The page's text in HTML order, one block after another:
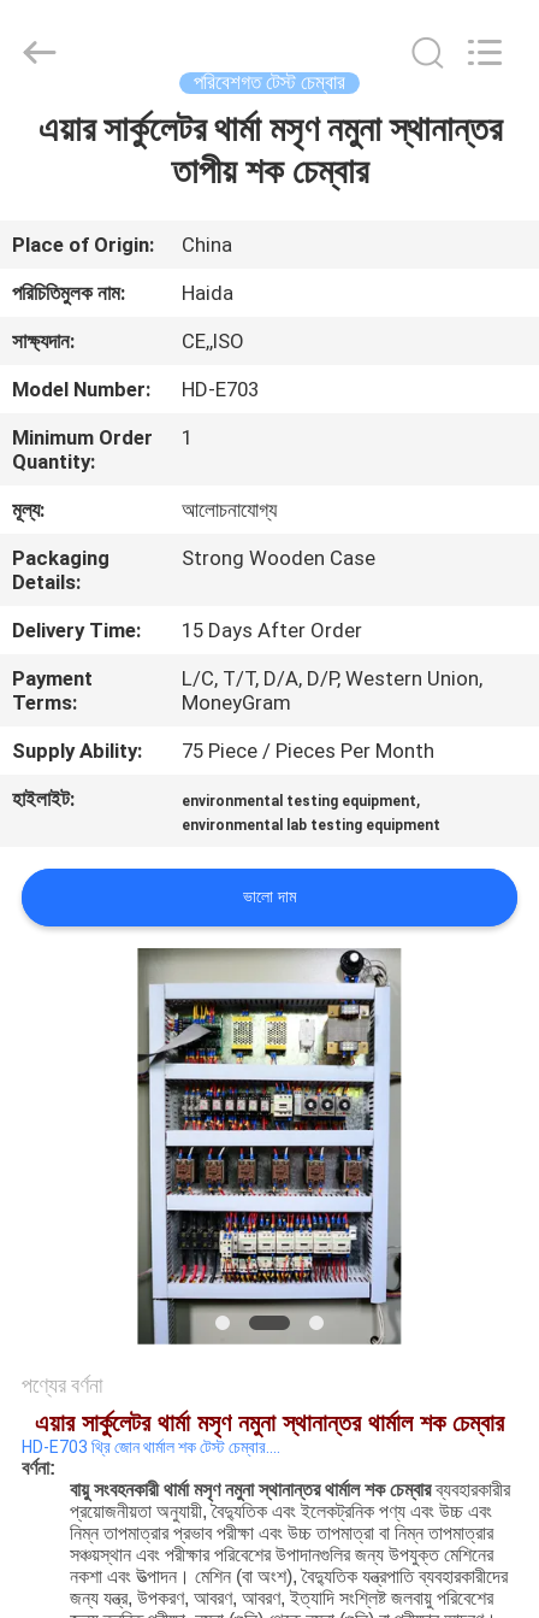
বাড়ি
ভিডিও
ভিআর
শো
আমাদের
সম্পর্কে
কারখানা
পরিদর্শন
গুণমান
নিয়ন্ত্রণ
সাথে
যোগাযোগ
নীতি
পরিবেশগত টেস্ট চেম্বার
এয়ার সার্কুলেটর থার্মা মসৃণ নমুনা স্থানান্তর
তাপীয় শক চেম্বার
Place of Origin:
China
পরিচিতিমুলক নাম:
Haida
সাক্ষ্যদান:
CE,,ISO
Model Number:
HD-E703
Minimum Order
Quantity:
1
মূল্য:
আলোচনাযোগ্য
Packaging
Details:
Strong Wooden Case
Delivery Time:
15 Days After Order
Payment
Terms:
L/C, T/T, D/A, D/P, Western Union,
MoneyGram
Supply Ability:
75 Piece / Pieces Per Month
হাইলাইট:
environmental testing equipment,
environmental lab testing equipment
ভালো দাম
পণ্যের বর্ণনা
এয়ার সার্কুলেটর থার্মা মসৃণ নমুনা স্থানান্তর থার্মাল শক চেম্বার
HD-E703 থ্রি জোন থার্মাল শক টেস্ট চেম্বার....
বর্ণনা:
বায়ু সংবহনকারী থার্মা মসৃণ নমুনা স্থানান্তর থার্মাল শক চেম্বার ব্যবহারকারীর
প্রয়োজনীয়তা অনুযায়ী, বৈদ্যুতিক এবং ইলেকট্রনিক পণ্য এবং উচ্চ এবং
নিম্ন তাপমাত্রার প্রভাব পরীক্ষা এবং উচ্চ তাপমাত্রা বা নিম্ন তাপমাত্রার
সঞ্চয়স্থান এবং পরীক্ষার পরিবেশের উপাদানগুলির জন্য উপযুক্ত মেশিনের
নকশা এবং উত্পাদন। মেশিন (বা অংশ), বৈদ্যুতিক যন্ত্রপাতি ব্যবহারকারীদের
জন্য যন্ত্র, উপকরণ, আবরণ, আবরণ, ইত্যাদি সংশ্লিষ্ট জলবায়ু পরিবেশের